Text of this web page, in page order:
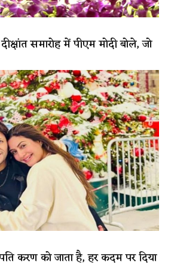
समारोह में पीएम मोदी बोले, जो
करण को जाता है, हर कदम पर दिया